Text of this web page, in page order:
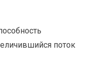
поток